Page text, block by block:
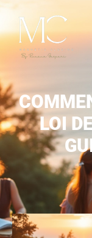
LOI